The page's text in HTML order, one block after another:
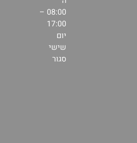
08:00 –
17:00
יום
שישי
סגור